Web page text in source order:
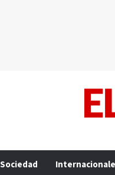
Sociedad